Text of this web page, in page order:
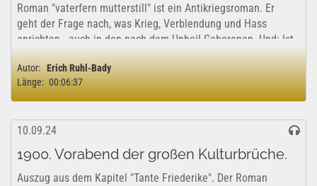
Roman "vaterfern mutterstill" ist ein Antikriegsroman. Er
geht der Frage nach, was Krieg, Verblendung und Hass
anrichten - auch in den nach dem Unheil Geborenen. Und: Ist
Umkehr möglich? Am Ende...
Autor: Erich Ruhl-Bady
Länge: 00:06:37
10.09.24
1900. Vorabend der großen Kulturbrüche.
Auszug aus dem Kapitel "Tante Friederike". Der Roman